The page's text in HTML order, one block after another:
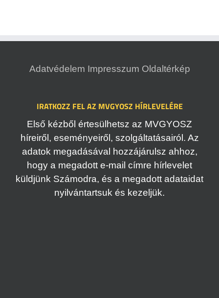
Adatvédelem Impresszum Oldaltérkép
IRATKOZZ FEL AZ MVGYOSZ HÍRLEVELÉRE
Első kézből értesülhetsz az MVGYOSZ
híreiről, eseményeiről, szolgáltatásairól. Az
adatok megadásával hozzájárulsz ahhoz,
hogy a megadott e-mail címre hírlevelet
küldjünk Számodra, és a megadott adataidat
nyilvántartsuk és kezeljük.